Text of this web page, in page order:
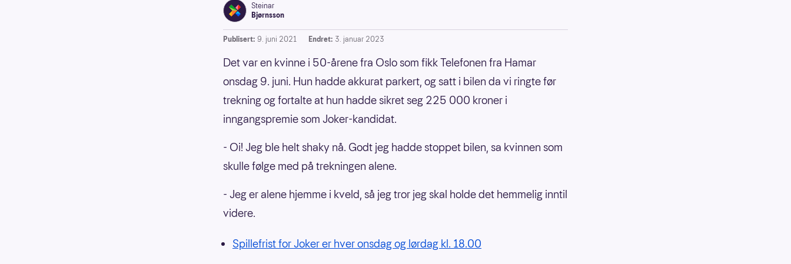
Steinar
Bjørnsson
Publisert: 9. juni 2021 Endret: 3. januar 2023
Det var en kvinne i 50-årene fra Oslo som fikk Telefonen fra Hamar
onsdag 9. juni. Hun hadde akkurat parkert, og satt i bilen da vi ringte før
trekning og fortalte at hun hadde sikret seg 225 000 kroner i
inngangspremie som Joker-kandidat.
- Oi! Jeg ble helt shaky nå. Godt jeg hadde stoppet bilen, sa kvinnen som
skulle følge med på trekningen alene.
- Jeg er alene hjemme i kveld, så jeg tror jeg skal holde det hemmelig inntil
videre.
Spillefrist for Joker er hver onsdag og lørdag kl. 18.00